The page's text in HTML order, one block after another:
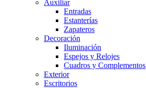
Auxiliar
Entradas
Estanterías
Zapateros
Decoración
Iluminación
Espejos y Relojes
Cuadros y Complementos
Exterior
Escritorios